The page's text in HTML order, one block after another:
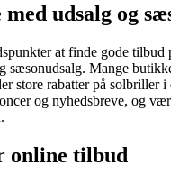
udsalg og
at finde gode
sæsonudsalg. Mange
store rabatter på solbriller i
og nyhedsbreve, og
online tilbud